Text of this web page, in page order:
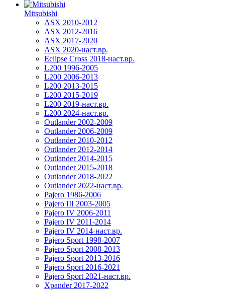
Mitsubishi
ASX 2010-2012
ASX 2012-2016
ASX 2017-2020
ASX 2020-наст.вр.
Eclipse Cross 2018-наст.вр.
L200 1996-2005
L200 2006-2013
L200 2013-2015
L200 2015-2019
L200 2019-наст.вр.
L200 2024-наст.вр.
Outlander 2002-2009
Outlander 2006-2009
Outlander 2010-2012
Outlander 2012-2014
Outlander 2014-2015
Outlander 2015-2018
Outlander 2018-2022
Outlander 2022-наст.вр.
Pajero 1986-2006
Pajero III 2003-2005
Pajero IV 2006-2011
Pajero IV 2011-2014
Pajero IV 2014-наст.вр.
Pajero Sport 1998-2007
Pajero Sport 2008-2013
Pajero Sport 2013-2016
Pajero Sport 2016-2021
Pajero Sport 2021-наст.вр.
Xpander 2017-2022